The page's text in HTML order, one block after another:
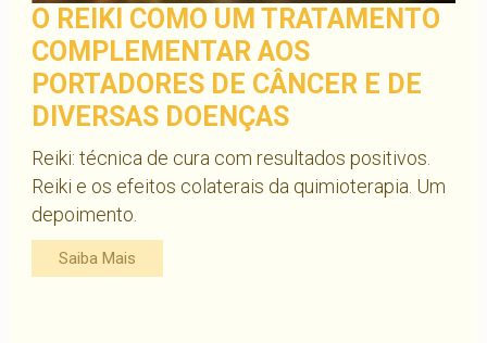
O REIKI COMO UM TRATAMENTO
COMPLEMENTAR AOS
PORTADORES DE CÂNCER E DE
DIVERSAS DOENÇAS
Reiki: técnica de cura com resultados positivos.
Reiki e os efeitos colaterais da quimioterapia. Um
depoimento.
Saiba Mais